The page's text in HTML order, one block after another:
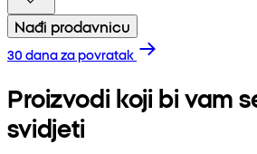
Nađi prodavnicu
30 dana za povratak
Proizvodi koji bi vam
svidjeti